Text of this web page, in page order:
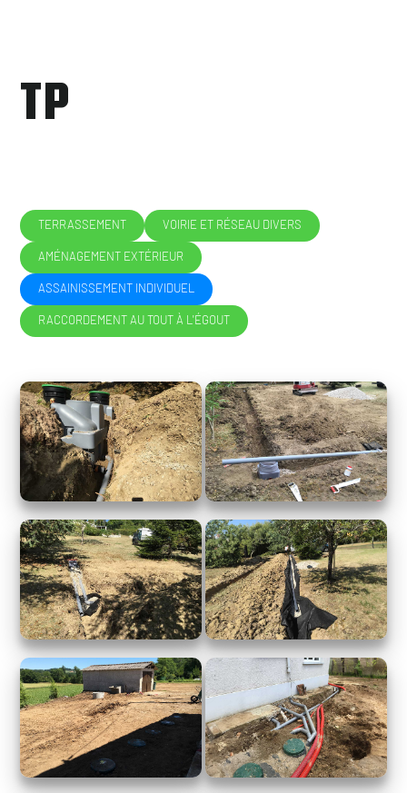
TP
TERRASSEMENT VOIRIE ET RÉSEAU DIVERS
AMÉNAGEMENT EXTÉRIEUR
ASSAINISSEMENT INDIVIDUEL
RACCORDEMENT AU TOUT À L'ÉGOUT